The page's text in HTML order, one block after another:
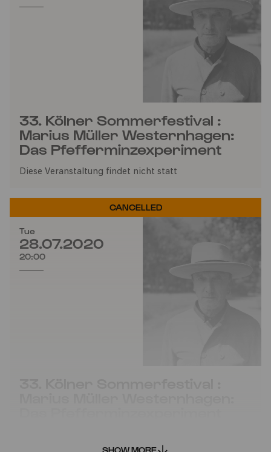
33. Kölner Sommerfestival :
Marius Müller Westernhagen:
Das Pfefferminzexperiment
Diese Veranstaltung findet nicht statt
CANCELLED
Tue
28.07.2020
20:00
SHOW MORE